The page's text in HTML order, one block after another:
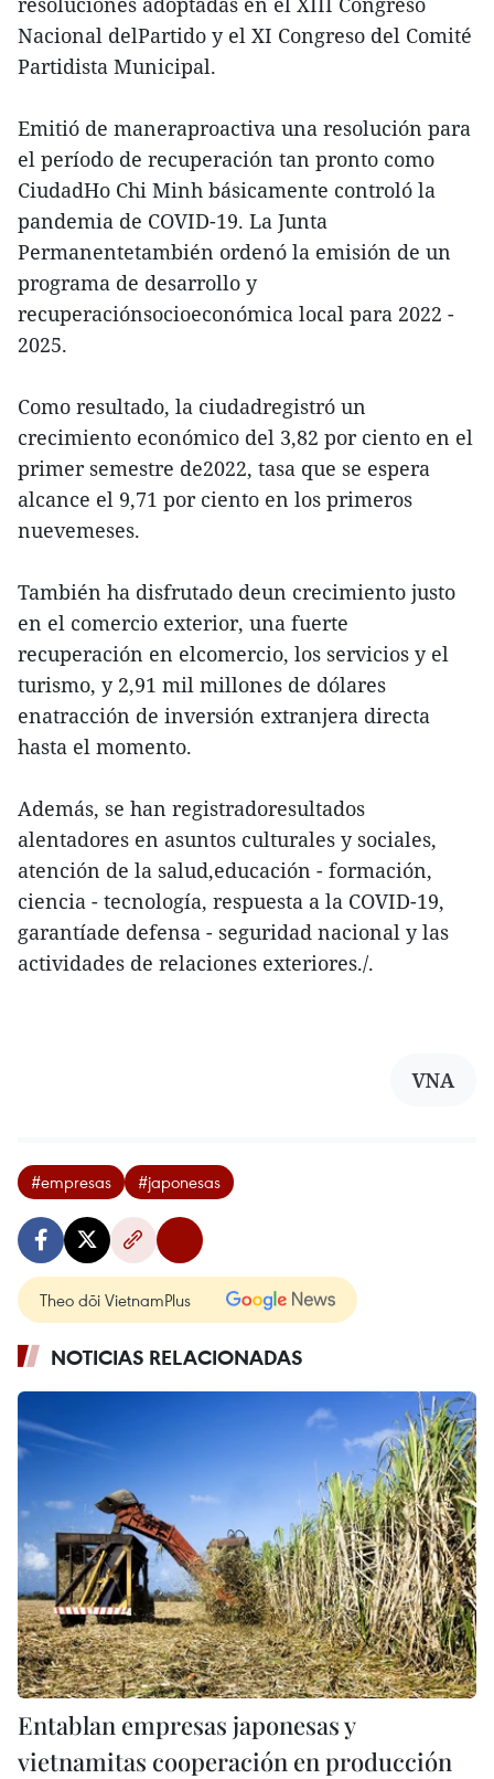
Nacional delPartido y el XI Congreso del Comité
Partidista Municipal.
Emitió de maneraproactiva una resolución para
el período de recuperación tan pronto como
CiudadHo Chi Minh básicamente controló la
pandemia de COVID-19. La Junta
Permanentetambién ordenó la emisión de un
programa de desarrollo y
recuperaciónsocioeconómica local para 2022 -
2025.
Como resultado, la ciudadregistró un
crecimiento económico del 3,82 por ciento en el
primer semestre de2022, tasa que se espera
alcance el 9,71 por ciento en los primeros
nuevemeses.
También ha disfrutado deun crecimiento justo
en el comercio exterior, una fuerte
recuperación en elcomercio, los servicios y el
turismo, y 2,91 mil millones de dólares
enatracción de inversión extranjera directa
hasta el momento.
Además, se han registradoresultados
alentadores en asuntos culturales y sociales,
atención de la salud,educación - formación,
ciencia - tecnología, respuesta a la COVID-19,
garantíade defensa - seguridad nacional y las
actividades de relaciones exteriores./.
VNA
#empresas #japonesas
Theo dõi VietnamPlus
NOTICIAS RELACIONADAS
Entablan empresas japonesas y
vietnamitas cooperación en producción